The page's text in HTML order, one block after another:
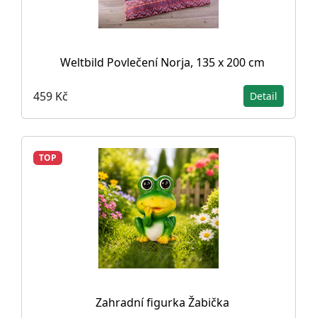
Weltbild Povlečení Norja, 135 x 200 cm
459 Kč Detail
TOP
Zahradní figurka Žabička